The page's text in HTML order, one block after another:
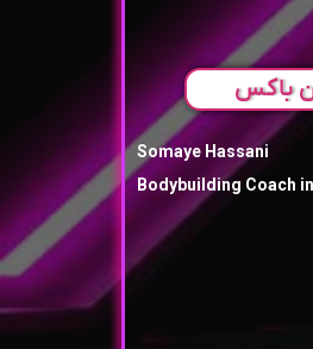
باکس
Somaye Hassani
Bodybuilding Coach